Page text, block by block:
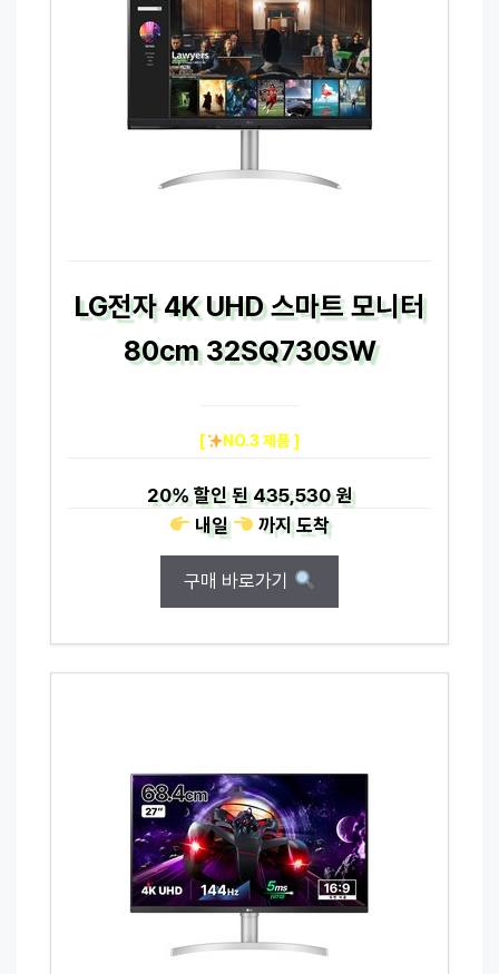
LG전자 4K UHD 스마트 모니터
80cm 32SQ730SW
[ NO.3 제품 ]
20%할인 된435,530 원
내일
까지도착
구매 바로가기